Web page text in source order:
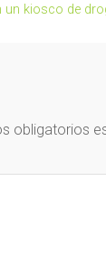
un kiosco de
obligatorios